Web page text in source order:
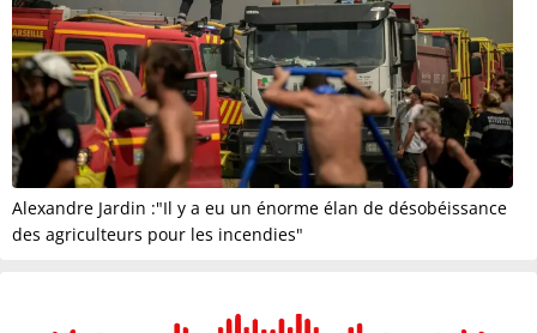
Alexandre Jardin :"Il y a eu un énorme élan de désobéissance
des agriculteurs pour les incendies"